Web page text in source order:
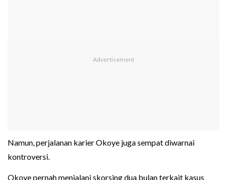
Namun, perjalanan karier Okoye juga sempat diwarnai
kontroversi.
Okoye pernah menjalani skorsing dua bulan terkait kasus